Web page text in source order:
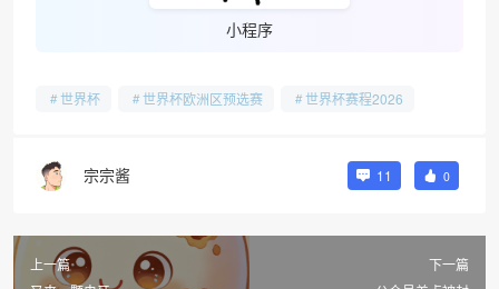
小程序
世界杯 世界杯欧洲区预选赛 世界杯赛程2026
宗宗酱 11 0
上一篇
下一篇